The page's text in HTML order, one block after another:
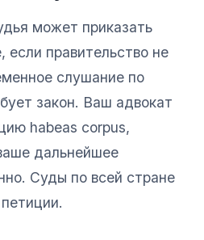
может приказать
правительство не
слушание по
закон. Ваш адвокат
habeas corpus,
дальнейшее
Суды по всей стране